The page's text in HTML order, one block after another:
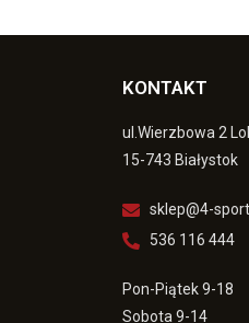
KONTAKT
ul.Wierzbowa 2
15-743 Białystok
sklep@4-
536 116 444
Pon-Piątek 9-18
Sobota 9-14